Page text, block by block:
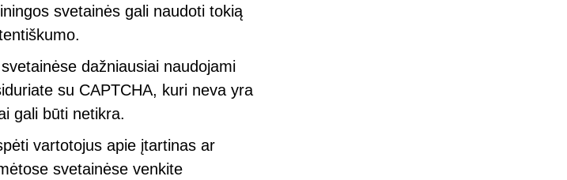
svetainės gali naudoti tokią
dažniausiai naudojami
su CAPTCHA, kuri neva yra
gali būti netikra.
vartotojus apie įtartinas ar
svetainėse venkite